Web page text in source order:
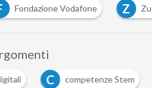
Fondazione Vodafone Z
C competenze Stem